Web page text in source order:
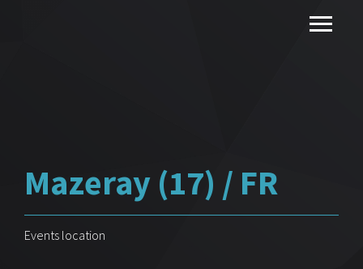
Mazeray (17) / FR
Events location